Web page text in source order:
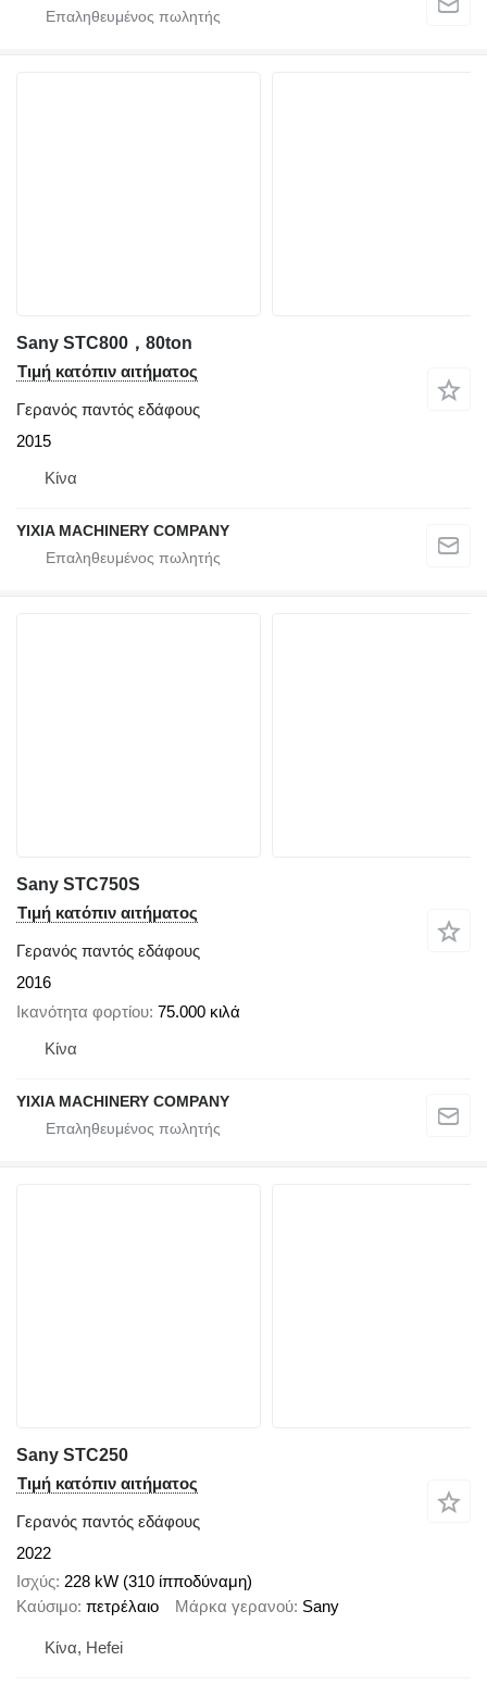
Sany STC800，80ton
Τιμή κατόπιν αιτήματος
Γερανός παντός εδάφους
2015
Κίνα
YIXIA MACHINERY COMPANY
Sany STC750S
Τιμή κατόπιν αιτήματος
Γερανός παντός εδάφους
2016
Ικανότητα φορτίου 75.000 κιλά
Κίνα
YIXIA MACHINERY COMPANY
Sany STC250
Τιμή κατόπιν αιτήματος
Γερανός παντός εδάφους
2022
Ισχύς 228 kW (310 ίπποδύναμη)
Καύσιμο πετρέλαιο Μάρκα γερανού Sany
Κίνα, Hefei